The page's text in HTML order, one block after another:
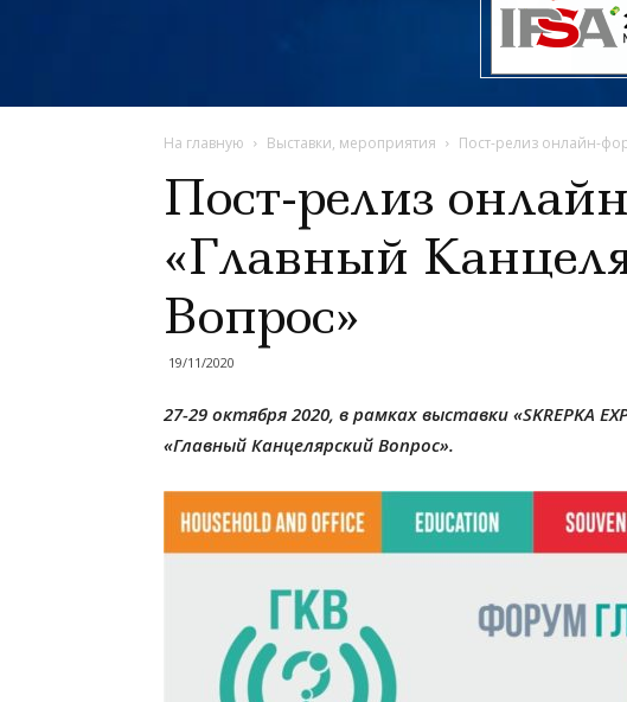
На главную Выставки, мероприятия Пост-релиз онлайн-
Пост-релиз
«Главный
Вопрос»
19/11/2020
27-29 октября 2020, в рамках выставки «SKREPKA
«Главный Канцелярский Вопрос».